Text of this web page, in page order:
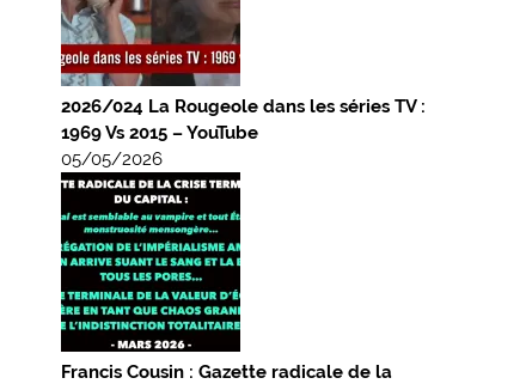
2026/024 La Rougeole dans les séries TV :
1969 Vs 2015 – YouTube
05/05/2026
Francis Cousin : Gazette radicale de la